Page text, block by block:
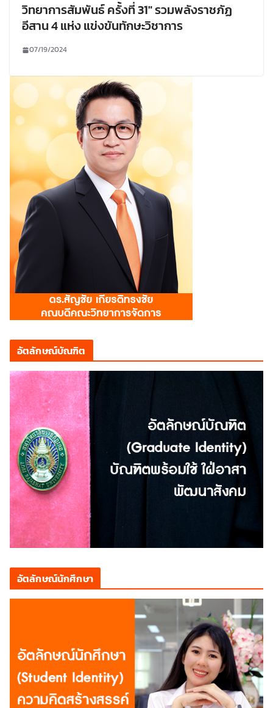
วิทยาการสัมพันธ์ ครั้งที่ 31″ รวมพลังราชภัฏ
อีสาน 4 แห่ง แข่งขันทักษะวิชาการ
07/19/2024
อัตลักษณ์บัณฑิต
อัตลักษณ์นักศึกษา